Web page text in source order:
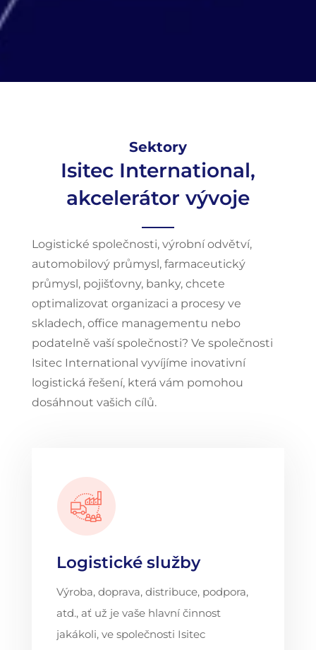
Sektory
Isitec International,
akcelerátor vývoje
Logistické společnosti, výrobní odvětví,
automobilový průmysl, farmaceutický
průmysl, pojišťovny, banky, chcete
optimalizovat organizaci a procesy ve
skladech, office managementu nebo
podatelně vaší společnosti? Ve společnosti
Isitec International vyvíjíme inovativní
logistická řešení, která vám pomohou
dosáhnout vašich cílů.
Logistické služby
Výroba, doprava, distribuce, podpora,
atd., ať už je vaše hlavní činnost
jakákoli, ve společnosti Isitec